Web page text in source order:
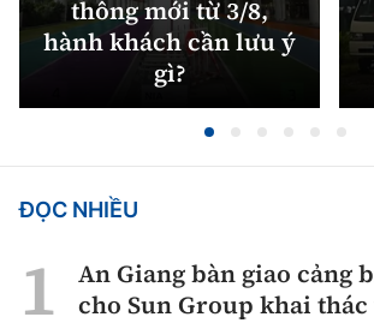
thông mới từ 3/8,
hành khách cần lưu ý
gì?
ĐỌC NHIỀU
An Giang bàn giao cảng
cho Sun Group khai